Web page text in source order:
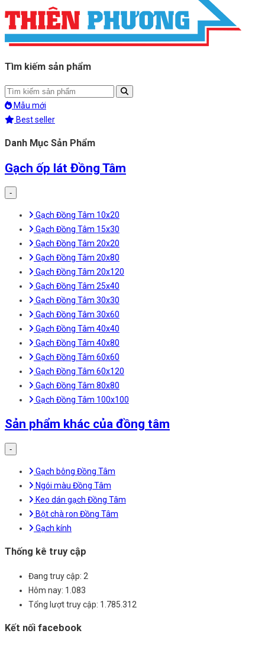
Tìm kiếm sản phẩm
Mẫu mới
Best seller
Danh Mục Sản Phẩm
Gạch ốp lát Đồng Tâm
-
Gạch Đồng Tâm 10x20
Gạch Đồng Tâm 15x30
Gạch Đồng Tâm 20x20
Gạch Đồng Tâm 20x80
Gạch Đồng Tâm 20x120
Gạch Đồng Tâm 25x40
Gạch Đồng Tâm 30x30
Gạch Đồng Tâm 30x60
Gạch Đồng Tâm 40x40
Gạch Đồng Tâm 40x80
Gạch Đồng Tâm 60x60
Gạch Đồng Tâm 60x120
Gạch Đồng Tâm 80x80
Gạch Đồng Tâm 100x100
Sản phẩm khác của đồng tâm
-
Gạch bông Đồng Tâm
Ngói màu Đồng Tâm
Keo dán gạch Đồng Tâm
Bột chà ron Đồng Tâm
Gạch kính
Thống kê truy cập
Đang truy cập: 2
Hôm nay: 1.083
Tổng lượt truy cập: 1.785.312
Kết nối facebook